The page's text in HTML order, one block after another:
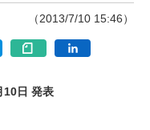
（2013/7/10 15:46）
10日 発表